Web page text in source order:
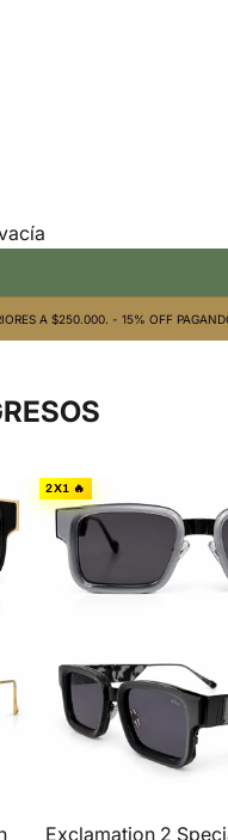
A $250.000. - 15% OFF
2X1 🔥
Exclamation 2